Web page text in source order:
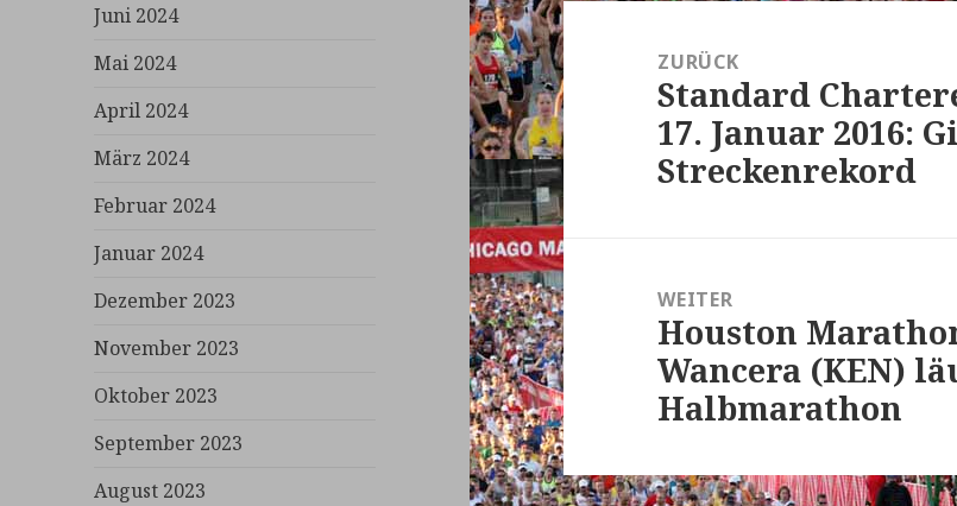
Juni 2024
Mai 2024
April 2024
März 2024
Februar 2024
Januar 2024
Dezember 2023
November 2023
Oktober 2023
September 2023
August 2023
Beitrags-
NavigationZURÜCK
Vorheriger
Beitrag:
Standard
17. Januar 2016:
Streckenrekord
WEITER
Nächster
Beitrag:
Houston
Wancera (KEN)
Halbmarathon